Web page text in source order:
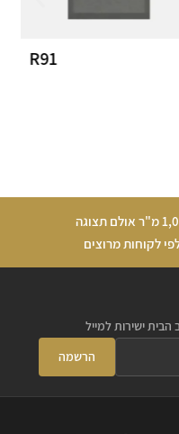
R91
לקוחות מרוצים
ישירות למייל
הרשמה